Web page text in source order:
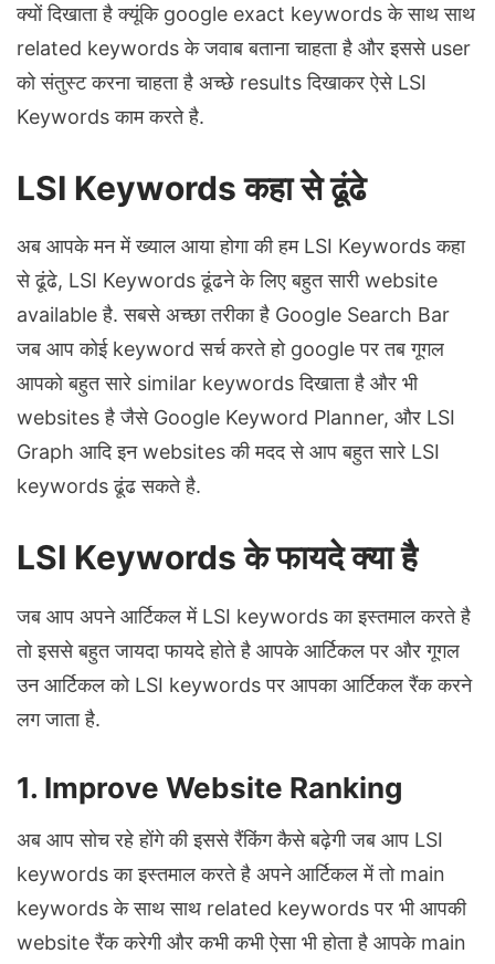
क्यों दिखाता है क्यूंकि google exact keywords के साथ साथ
related keywords के जवाब बताना चाहता है और इससे user
को संतुस्ट करना चाहता है अच्छे results दिखाकर ऐसे LSI
Keywords काम करते है.
LSI Keywords कहा से ढूंढे
अब आपके मन में ख्याल आया होगा की हम LSI Keywords कहा
से ढूंढे, LSI Keywords ढूंढने के लिए बहुत सारी website
available है. सबसे अच्छा तरीका है Google Search Bar
जब आप कोई keyword सर्च करते हो google पर तब गूगल
आपको बहुत सारे similar keywords दिखाता है और भी
websites है जैसे Google Keyword Planner, और LSI
Graph आदि इन websites की मदद से आप बहुत सारे LSI
keywords ढूंढ सकते है.
LSI Keywords के फायदे क्या है
जब आप अपने आर्टिकल में LSI keywords का इस्तमाल करते है
तो इससे बहुत जायदा फायदे होते है आपके आर्टिकल पर और गूगल
उन आर्टिकल को LSI keywords पर आपका आर्टिकल रैंक करने
लग जाता है.
1. Improve Website Ranking
अब आप सोच रहे होंगे की इससे रैंकिंग कैसे बढ़ेगी जब आप LSI
keywords का इस्तमाल करते है अपने आर्टिकल में तो main
keywords के साथ साथ related keywords पर भी आपकी
website रैंक करेगी और कभी कभी ऐसा भी होता है आपके main